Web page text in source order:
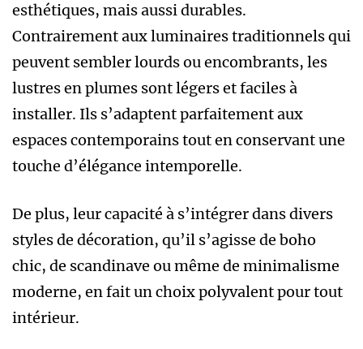
esthétiques, mais aussi durables.
Contrairement aux luminaires traditionnels qui
peuvent sembler lourds ou encombrants, les
lustres en plumes sont légers et faciles à
installer. Ils s’adaptent parfaitement aux
espaces contemporains tout en conservant une
touche d’élégance intemporelle.
De plus, leur capacité à s’intégrer dans divers
styles de décoration, qu’il s’agisse de boho
chic, de scandinave ou même de minimalisme
moderne, en fait un choix polyvalent pour tout
intérieur.